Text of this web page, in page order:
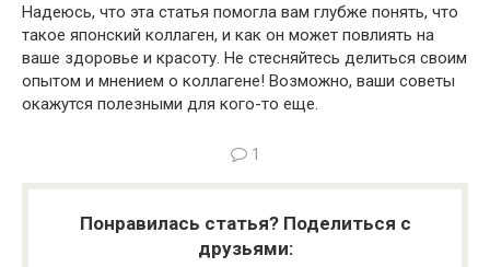
Надеюсь, что эта статья помогла вам глубже понять, что
такое японский коллаген, и как он может повлиять на
ваше здоровье и красоту. Не стесняйтесь делиться своим
опытом и мнением о коллагене! Возможно, ваши советы
окажутся полезными для кого-то еще.
1
Понравилась статья? Поделиться с
друзьями: